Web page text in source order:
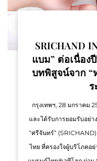
SRICHAND
แบม” ต่อเนื่อง
บทพิสูจน์จาก “
กรุงเทพฯ, 28 มกราคม
และได้รับการยอมรับอย่า
“ศรีจันทร์”
ไทย ที่ครองใจผู้บริโภคอ